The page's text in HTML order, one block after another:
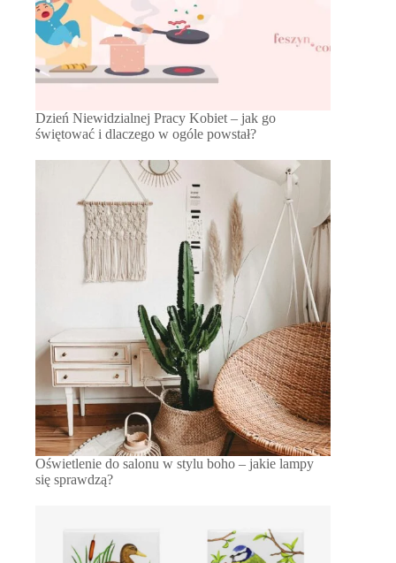
Dzień Niewidzialnej Pracy Kobiet – jak go
świętować i dlaczego w ogóle powstał?
Oświetlenie do salonu w stylu boho – jakie lampy
się sprawdzą?